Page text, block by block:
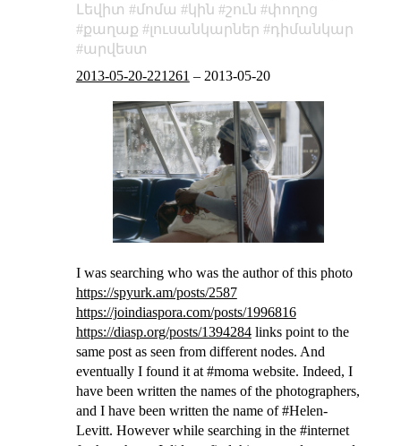
Լեվիտ
մոմա կին շուն
փողոց
քաղաք
լուսանկարներ
դիմանկար
արվեստ
2013-05-20-221261 – 2013-05-20
I was searching who was the author of this photo
https://spyurk.am/posts/2587
https://joindiaspora.com/posts/1996816
https://diasp.org/posts/1394284links point to the
same post as seen from different nodes. And
eventually I found it at #moma website. Indeed, I
have been written the names of the photographers,
and I have been written the name of #Helen-
Levitt. However while searching in the #internet